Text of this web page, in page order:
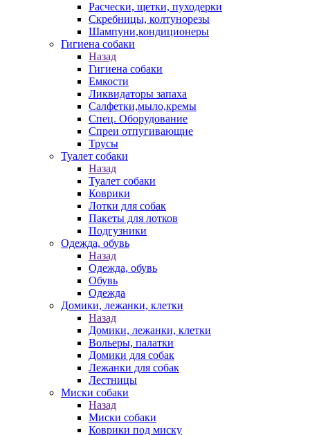
Расчески, щетки, пуходерки
Скребницы, колтунорезы
Шампуни,кондиционеры
Гигиена собаки
Назад
Гигиена собаки
Емкости
Ликвидаторы запаха
Салфетки,мыло,кремы
Спец. Оборудование
Спреи отпугивающие
Трусы
Туалет собаки
Назад
Туалет собаки
Коврики
Лотки для собак
Пакеты для лотков
Подгузники
Одежда, обувь
Назад
Одежда, обувь
Обувь
Одежда
Домики, лежанки, клетки
Назад
Домики, лежанки, клетки
Вольеры, палатки
Домики для собак
Лежанки для собак
Лестницы
Миски собаки
Назад
Миски собаки
Коврики под миску